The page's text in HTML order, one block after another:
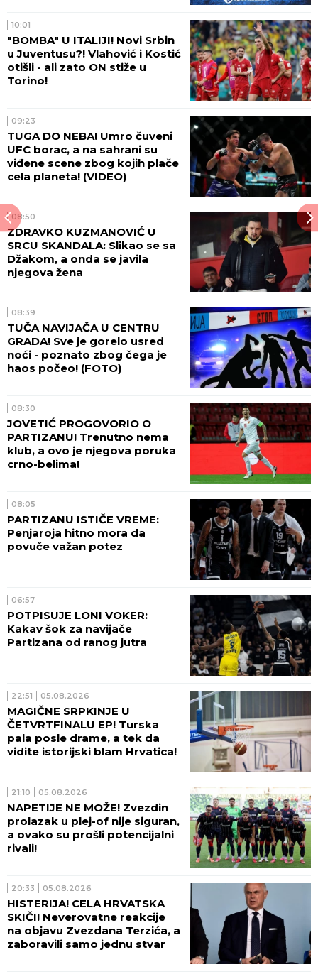
10:01
"BOMBA" U ITALIJI! Novi Srbin
u Juventusu?! Vlahović i Kostić
otišli - ali zato ON stiže u
Torino!
09:23
TUGA DO NEBA! Umro čuveni
UFC borac, a na sahrani su
viđene scene zbog kojih plače
cela planeta! (VIDEO)
08:50
ZDRAVKO KUZMANOVIĆ U
SRCU SKANDALA: Slikao se sa
Džakom, a onda se javila
njegova žena
08:39
TUČA NAVIJAČA U CENTRU
GRADA! Sve je gorelo usred
noći - poznato zbog čega je
haos počeo! (FOTO)
08:30
JOVETIĆ PROGOVORIO O
PARTIZANU! Trenutno nema
klub, a ovo je njegova poruka
crno-belima!
08:05
PARTIZANU ISTIČE VREME:
Penjaroja hitno mora da
povuče važan potez
06:57
POTPISUJE LONI VOKER:
Kakav šok za navijače
Partizana od ranog jutra
22:51 05.08.2026
MAGIČNE SRPKINJE U
ČETVRTFINALU EP! Turska
pala posle drame, a tek da
vidite istorijski blam Hrvatica!
21:10 05.08.2026
NAPETIJE NE MOŽE! Zvezdin
prolazak u plej-of nije siguran,
a ovako su prošli potencijalni
rivali!
20:33 05.08.2026
HISTERIJA! CELA HRVATSKA
SKIČI! Neverovatne reakcije
na objavu Zvezdana Terzića, a
zaboravili samo jednu stvar